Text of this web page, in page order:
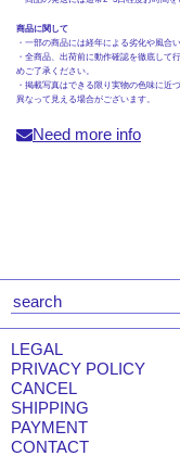
商品に関して
・一部の商品には経年による劣化や風合
・全商品、出荷前に動作確認を徹底して
めご了承ください。
・掲載写真はできる限り実物の色味に近
異なって見える場合がございます。
Need more info
LEGAL
PRIVACY POLICY
CANCEL
SHIPPING
PAYMENT
CONTACT